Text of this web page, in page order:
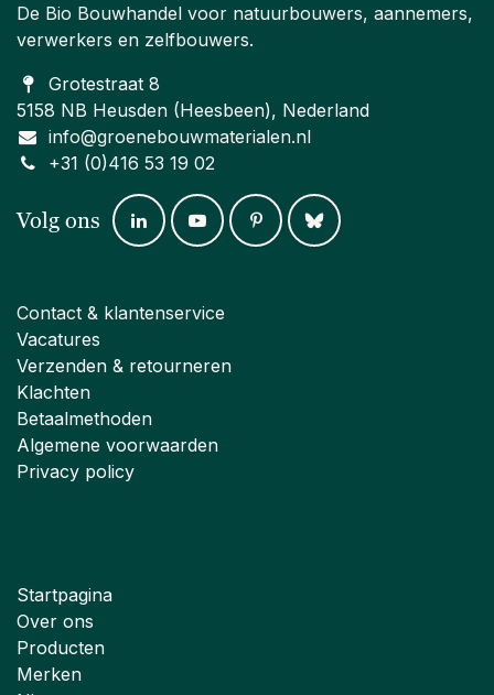
De Bio Bouwhandel voor natuurbouwers, aannemers,
verwerkers en zelfbouwers.
Grotestraat 8
5158 NB Heusden (Heesbeen), Nederland
info@groenebouwmaterialen.nl
+31 (0)416 53 19 02
Volg ons
Contact & klantenservice
Vacatures
Verzenden & retourneren
Klachten
Betaalmethoden
Algemene voorwaarden
Privacy policy
Startpagina
Over ons
Producten
Merken